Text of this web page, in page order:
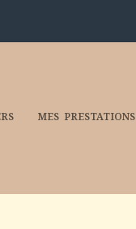
MES PRESTATIONS